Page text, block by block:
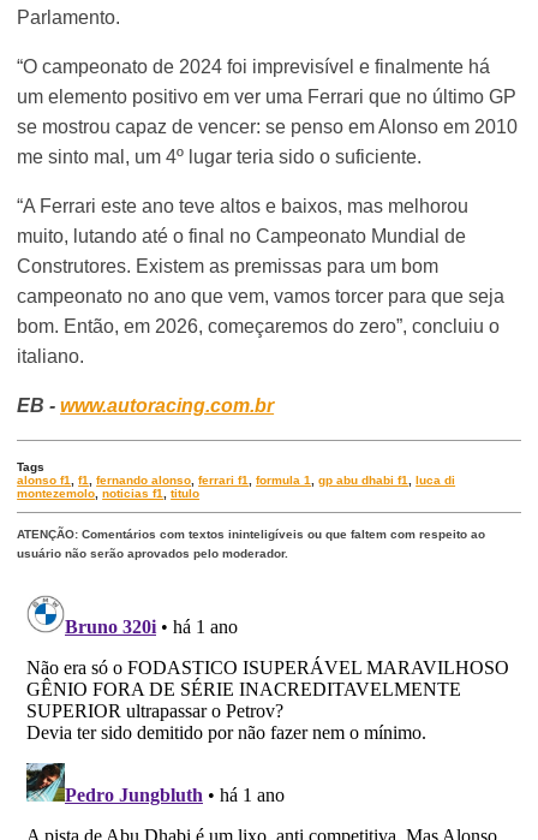
Parlamento.
“O campeonato de 2024 foi imprevisível e finalmente há
um elemento positivo em ver uma Ferrari que no último GP
se mostrou capaz de vencer: se penso em Alonso em 2010
me sinto mal, um 4º lugar teria sido o suficiente.
“A Ferrari este ano teve altos e baixos, mas melhorou
muito, lutando até o final no Campeonato Mundial de
Construtores. Existem as premissas para um bom
campeonato no ano que vem, vamos torcer para que seja
bom. Então, em 2026, começaremos do zero”, concluiu o
italiano.
EB -www.autoracing.com.br
Tags
alonso f1
,f1 ,fernando alonso ,ferrari f1 ,formula 1 ,gp abu dhabi f1 ,luca di
montezemolo ,noticias f1 ,titulo
ATENÇÃO: Comentários com textos ininteligíveis ou que faltem com respeito ao
usuário não serão aprovados pelo moderador.